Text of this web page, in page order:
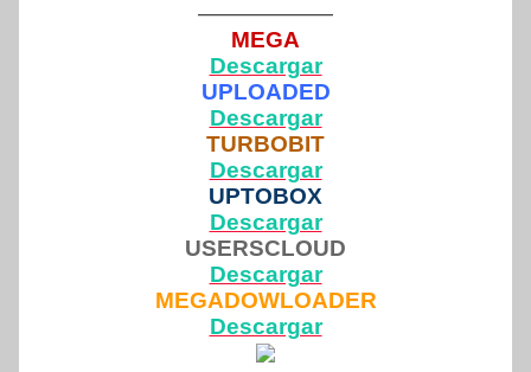
——————
MEGA
Descargar
UPLOADED
Descargar
TURBOBIT
Descargar
UPTOBOX
Descargar
USERSCLOUD
Descargar
MEGADOWLOADER
Descargar